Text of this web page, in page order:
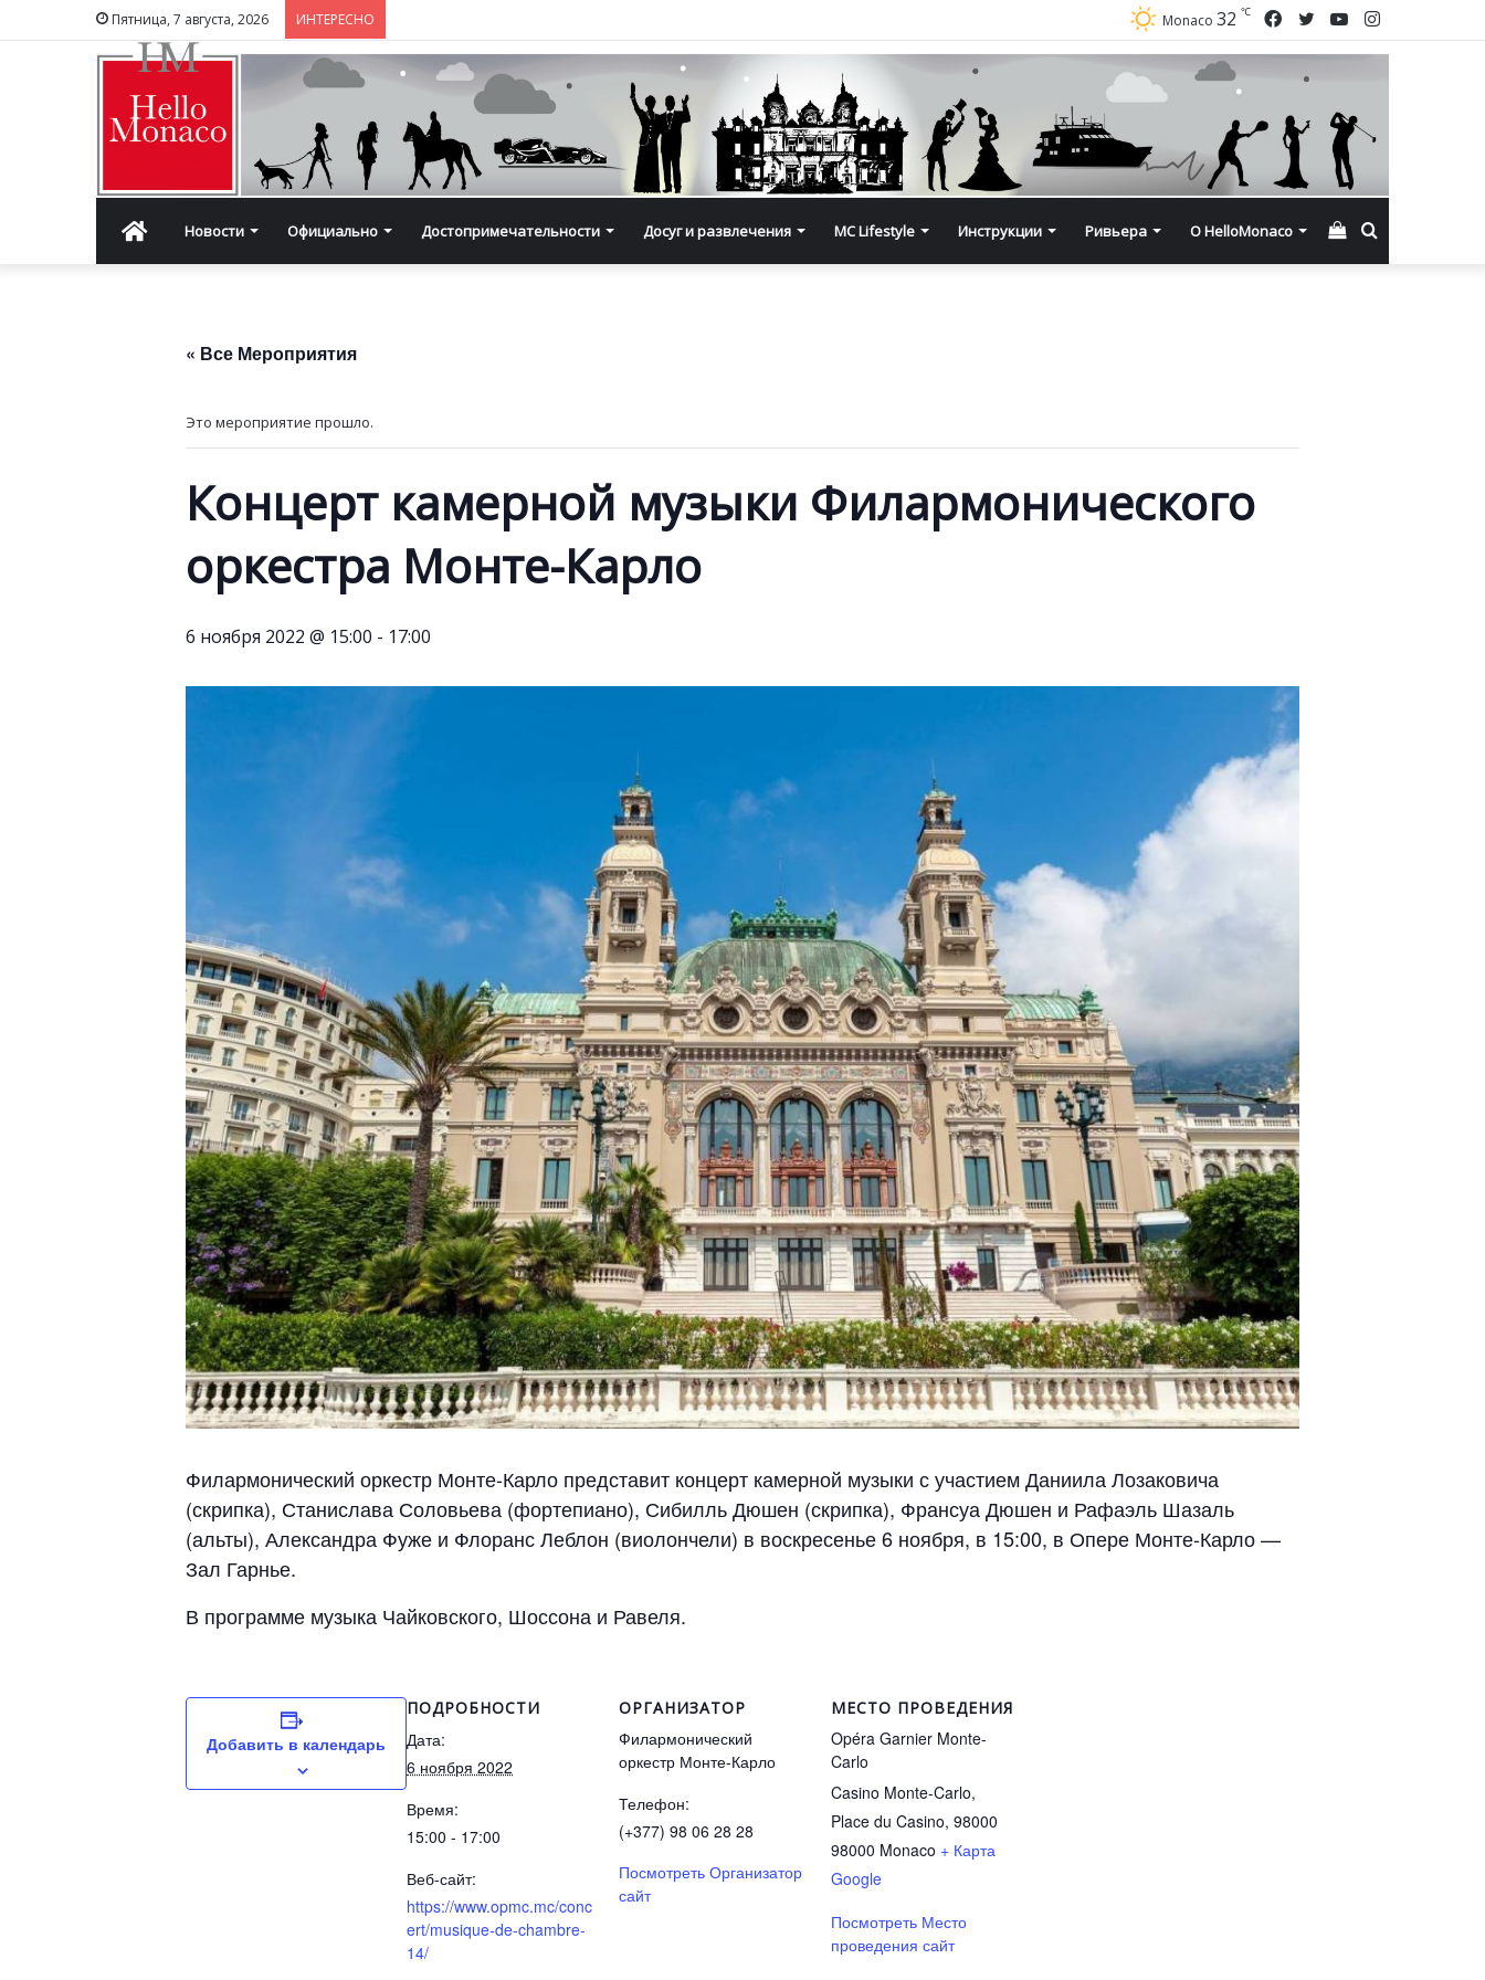
Пятница, 7 августа, 2026 ИНТЕРЕСНО Instagram
YouTube
Twitter
Facebook
Monaco 32 ℃
ГлавнаяНовости Официально Достопримечательности Досуг и развлечения MC Lifestyle Инструкции Ривьера О HelloMonaco Смотреть
« Все Мероприятия
Это мероприятие прошло.
Концерт камерной музыки Филармонического
оркестра Монте-Карло
6 ноября 2022 @ 15:00 - 17:00
Филармонический оркестр Монте-Карло представит концерт камерной музыки с участием Даниила Лозаковича
(скрипка), Станислава Соловьева (фортепиано), Сибилль Дюшен (скрипка), Франсуа Дюшен и Рафаэль Шазаль
(альты), Александра Фуже и Флоранс Леблон (виолончели) в воскресенье 6 ноября, в 15:00, в Опере Монте-Карло —
Зал Гарнье.
В программе музыка Чайковского, Шоссона и Равеля.
Добавить в календарь
ПОДРОБНОСТИ
Дата:
6 ноября 2022
Время:
15:00 - 17:00
Веб-сайт:
https://www.opmc.mc/conc
ert/musique-de-chambre-
14/
ОРГАНИЗАТОР
Филармонический
оркестр Монте-Карло
Телефон:
(+377) 98 06 28 28
Посмотреть Организатор
сайт
МЕСТО ПРОВЕДЕНИЯ
Opéra Garnier Monte-
Carlo
Casino Monte-Carlo,
Place du Casino, 98000
98000 Monaco + Карта
Google
Посмотреть Место
проведения сайт